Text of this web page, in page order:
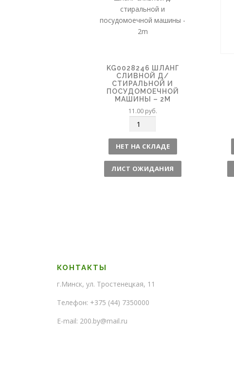
KG0028246 ШЛАНГ
СЛИВНОЙ Д/
СТИРАЛЬНОЙ И
ПОСУДОМОЕЧНОЙ
МАШИНЫ – 2M
11.00 руб.
л
и
ч
е
НЕТ НА СКЛАДЕ
ЛИСТ ОЖИДАНИЯ
КОНТАКТЫ
г.Минск, ул. Тростенецкая, 11
Телефон: +375 (44) 7350000
E-mail: 200.by@mail.ru